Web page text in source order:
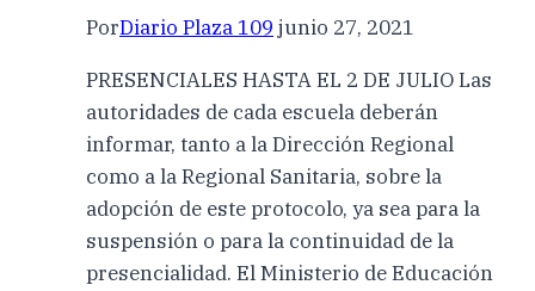
PorDiario Plaza 109 junio 27, 2021
PRESENCIALES HASTA EL 2 DE JULIO Las
autoridades de cada escuela deberán
informar, tanto a la Dirección Regional
como a la Regional Sanitaria, sobre la
adopción de este protocolo, ya sea para la
suspensión o para la continuidad de la
presencialidad. El Ministerio de Educación